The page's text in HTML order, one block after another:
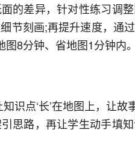
的差异，针对性练习调
节刻画;再提升速度，
8分钟、省地图1分钟内。
识点‘长’在地图上，让故
思路，再让学生动手填